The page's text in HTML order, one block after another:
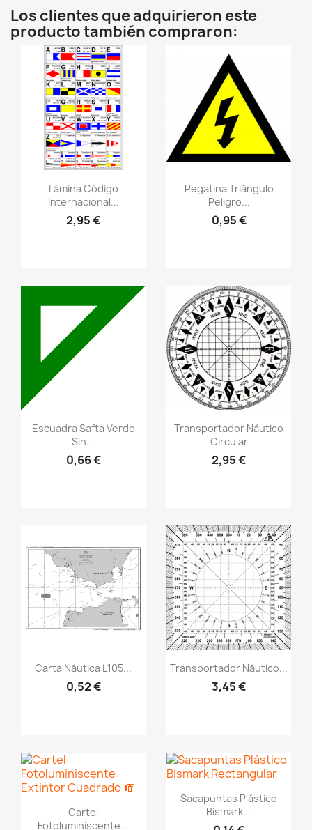
Los clientes que adquirieron este
producto también compraron:
visibilityVistazo rápido
Lámina Código
Internacional...
2,95 €
visibilityVistazo rápido
Pegatina Triángulo
Peligro...
0,95 €
visibilityVistazo rápido
Escuadra Safta Verde
Sin...
0,66 €
visibilityVistazo rápido
Transportador Náutico
Circular
2,95 €
visibilityVistazo rápido
Carta Náutica L105...
0,52 €
visibilityVistazo rápido
Transportador Náutico...
3,45 €
Vistazo rápido
Cartel
Fotoluminiscente...
visibilityVistazo rápido
Sacapuntas Plástico
Bismark...